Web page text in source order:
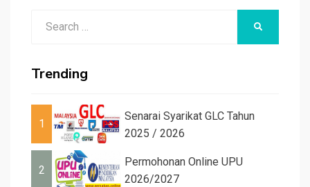
Trending
1
Senarai Syarikat GLC Tahun
2025 / 2026
2
Permohonan Online UPU
2026/2027